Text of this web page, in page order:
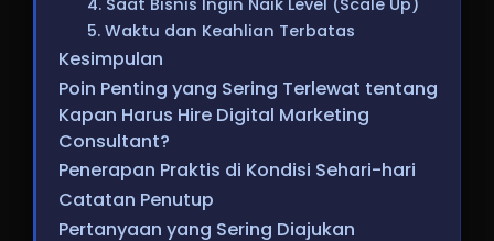
4. Saat Bisnis Ingin Naik Level (Scale Up)
5. Waktu dan Keahlian Terbatas
Kesimpulan
Poin Penting yang Sering Terlewat tentang
Kapan Harus Hire Digital Marketing
Consultant?
Penerapan Praktis di Kondisi Sehari-hari
Catatan Penutup
Pertanyaan yang Sering Diajukan